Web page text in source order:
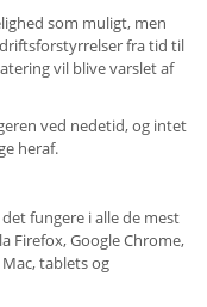
som muligt, men
fra tid til
vil blive varslet af
ved nedetid, og intet
heraf.
fungere i alle de mest
Firefox, Google Chrome,
tablets og